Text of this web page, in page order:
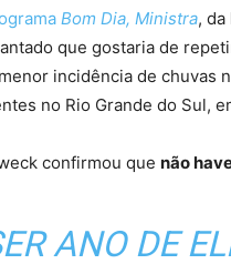
Bom Dia, Ministra, da
que gostaria de
incidência de chuvas
no Rio Grande do Sul,
confirmou que não
ANO DE